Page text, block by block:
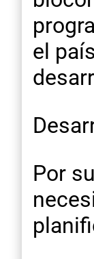
el
Por